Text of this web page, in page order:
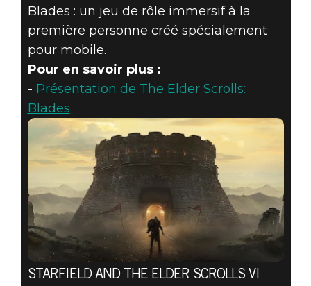
Blades : un jeu de rôle immersif à la
première personne créé spécialement
pour mobile.
Pour en savoir plus :
- Présentation de The Elder Scrolls:
Blades
STARFIELD AND THE ELDER SCROLLS VI